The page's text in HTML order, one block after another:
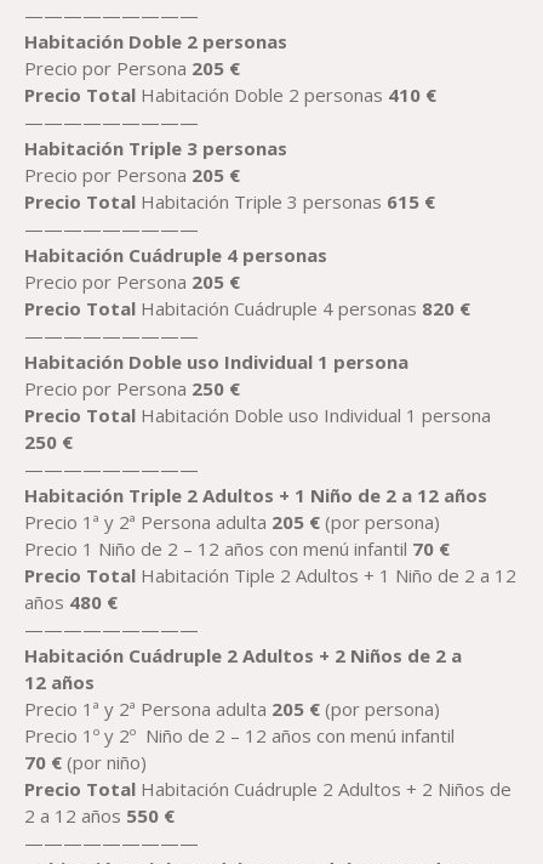
—————————
Habitación Doble 2 personas
Precio por Persona 205 €
Precio Total Habitación Doble 2 personas 410 €
—————————
Habitación Triple 3 personas
Precio por Persona 205 €
Precio Total Habitación Triple 3 personas 615 €
—————————
Habitación Cuádruple 4 personas
Precio por Persona 205 €
Precio Total Habitación Cuádruple 4 personas 820 €
—————————
Habitación Doble uso Individual 1 persona
Precio por Persona 250 €
Precio Total Habitación Doble uso Individual 1 persona
250 €
—————————
Habitación Triple 2 Adultos + 1 Niño de 2 a 12 años
Precio 1ª y 2ª Persona adulta 205 € (por persona)
Precio 1 Niño de 2 – 12 años con menú infantil 70 €
Precio Total Habitación Tiple 2 Adultos + 1 Niño de 2 a 12
años 480 €
—————————
Habitación Cuádruple 2 Adultos + 2 Niños de 2 a
12 años
Precio 1ª y 2ª Persona adulta 205 € (por persona)
Precio 1º y 2º Niño de 2 – 12 años con menú infantil
70 € (por niño)
Precio Total Habitación Cuádruple 2 Adultos + 2 Niños de
2 a 12 años 550 €
—————————